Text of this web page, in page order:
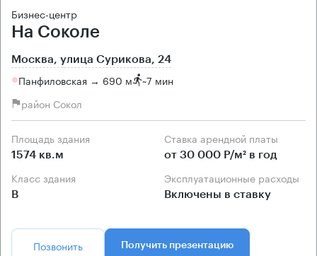
Бизнес-центр
На Соколе
Москва, улица Сурикова, 24
Панфиловская → 690 м ~7 мин
район Сокол
Площадь здания
1574 кв.м
Ставка арендной платы
от 30 000 Р/м² в год
Класс здания
B
Эксплуатационные расходы
Включены в ставку
Позвонить Получить презентацию